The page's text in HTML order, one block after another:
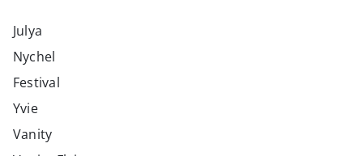
Julya
Nychel
Festival
Yvie
Vanity